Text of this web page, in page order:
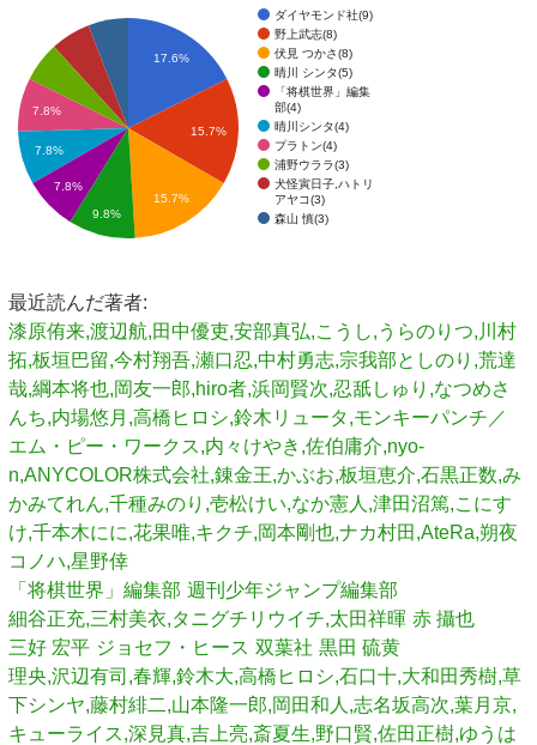
ダイヤモンド社(9)
野上武志(8)
伏見 つかさ(8)
晴川 シンタ(5)
「将棋世界」編集
部(4)
晴川シンタ(4)
プラトン(4)
浦野ウララ(3)
犬怪寅日子,ハトリ
アヤコ(3)
森山 慎(3)
17.6%
15.7%
15.7%
7.8%
7.8%
7.8%
9.8%
最近読んだ著者:
漆原侑来,渡辺航,田中優吏,安部真弘,こうし,うらのりつ,川村
拓,板垣巴留,今村翔吾,瀬口忍,中村勇志,宗我部としのり,荒達
哉,綱本将也,岡友一郎,hiro者,浜岡賢次,忍舐しゅり,なつめさ
んち,内場悠月,高橋ヒロシ,鈴木リュータ,モンキーパンチ／
エム・ピー・ワークス,内々けやき,佐伯庸介,nyo-
n,ANYCOLOR株式会社,錬金王,かぶお,板垣恵介,石黒正数,み
かみてれん,千種みのり,壱松けい,なか憲人,津田沼篤,こにす
け,千本木にに,花果唯,キクチ,岡本剛也,ナカ村田,AteRa,朔夜
コノハ,星野倖
「将棋世界」編集部 週刊少年ジャンプ編集部
細谷正充,三村美衣,タニグチリウイチ,太田祥暉 赤 攝也
三好 宏平 ジョセフ・ヒース 双葉社 黒田 硫黄
理央,沢辺有司,春輝,鈴木大,高橋ヒロシ,石口十,大和田秀樹,草
下シンヤ,藤村緋二,山本隆一郎,岡田和人,志名坂高次,葉月京,
キューライス,深見真,吉上亮,斎夏生,野口賢,佐田正樹,ゆうは